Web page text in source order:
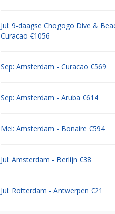
Jul: 9-daagse Chogogo Dive &
Curacao €1056
Sep: Amsterdam - Curacao €569
Sep: Amsterdam - Aruba €614
Mei: Amsterdam - Bonaire €594
Jul: Amsterdam - Berlijn €38
Jul: Rotterdam - Antwerpen €21